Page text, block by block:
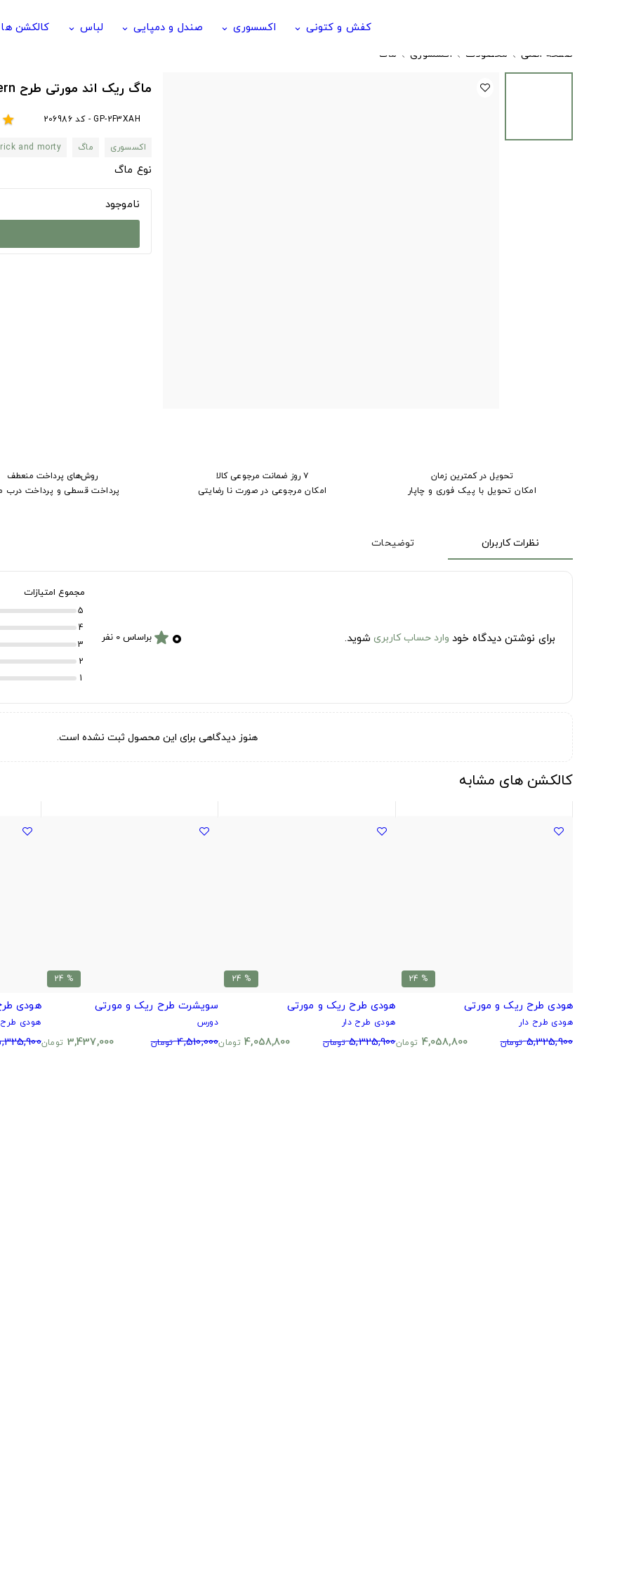
کفش و کتونی keyboard_arrow_down اکسسوری keyboard_arrow_down صندل و دمپایی keyboard_arrow_down لباس keyboard_arrow_down کالکشن ها
صفحه اصلی محصولات اکسسوری ماگ
ماگ ریک اند مورتی طرح Rick and Morty pattern
GP-2F3XAH - کد 206986 star
اکسسوری
ماگ rick and morty
نوع ماگ
ناموجود
تحویل در کمترین زمان
امکان تحویل با پیک فوری و چاپار
۷ روز ضمانت مرجوعی کالا
امکان مرجوعی در صورت نا رضایتی
روش‌های پرداخت منعطف
پرداخت قسطی و پرداخت درب
نظرات کاربران توضیحات
برای نوشتن دیدگاه خود وارد حساب کاربری شوید. ۰ starبراساس 0 نفر
مجموع امتیازات
5
4
3
2
1
هنوز دیدگاهی برای این محصول ثبت نشده است.
کالکشن های مشابه
% 24
هودی طرح ریک و مورتی
هودی طرح دار
5,325,900 تومان 4,058,800 تومان
% 24
هودی طرح ریک و مورتی
هودی طرح دار
5,325,900 تومان 4,058,800 تومان
% 24
سویشرت طرح ریک و مورتی
دورس
4,510,000 تومان 3,437,000 تومان
هودی
هودی طرح